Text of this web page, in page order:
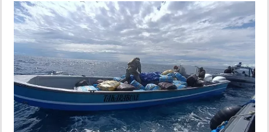
DEPORTES
MUNDO
INSÓLITAS
MULTIMEDIA